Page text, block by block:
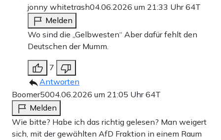
jonny whitetrash04.06.2026 um 21:33 Uhr64T
Melden
Wo sind die „Gelbwesten“ Aber dafür fehlt den
Deutschen der Mumm.
7
Antworten
Boomer5004.06.2026 um 21:05 Uhr64T
Melden
Wie bitte? Habe ich das richtig gelesen? Man weigert
sich, mit der gewählten AfD Fraktion in einem Raum